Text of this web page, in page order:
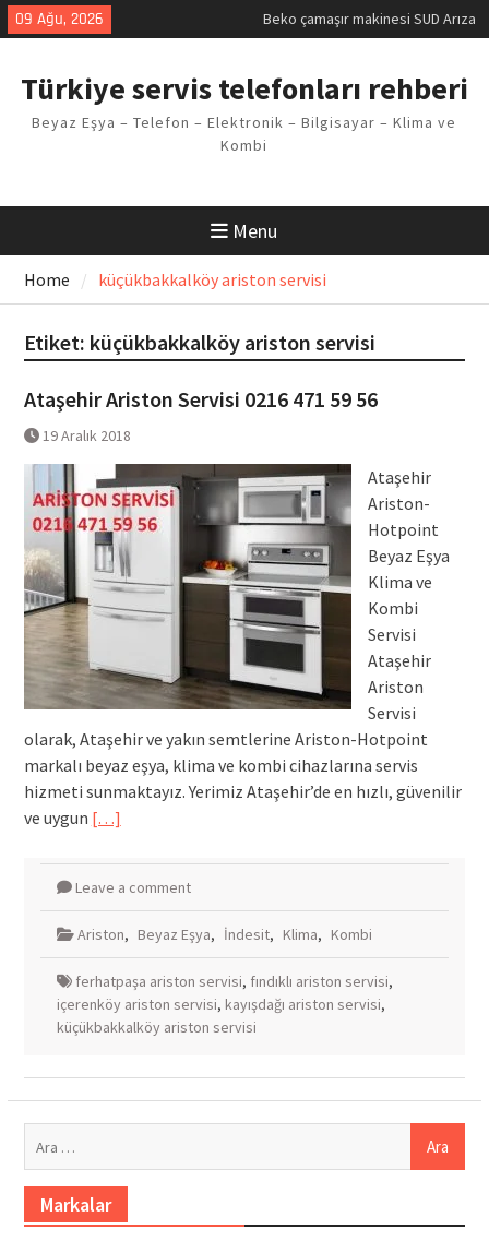
Skip
to
09 Ağu, 2026
Beko çamaşır makinesi SUD Arıza
Kodu
Kodu
Arızası Çözümü
E02 Arıza Kodu Regal kombi
Viessmann kombi F3 Hatası
Çözüm Yöntemleri
Türkiye servis telefonları rehberi
Beyaz Eşya – Telefon – Elektronik – Bilgisayar – Klima ve
Kombi
Menu
Home küçükbakkalköy ariston servisi
Etiket: küçükbakkalköy ariston servisi
Ataşehir Ariston Servisi 0216 471 59 56
19 Aralık 2018
Ataşehir
Ariston-
Hotpoint
Beyaz Eşya
Klima ve
Kombi
Servisi
Ataşehir
Ariston
Servisi
olarak, Ataşehir ve yakın semtlerine Ariston-Hotpoint
markalı beyaz eşya, klima ve kombi cihazlarına servis
hizmeti sunmaktayız. Yerimiz Ataşehir’de en hızlı, güvenilir
ve uygun […]
Leave a comment
Ariston, Beyaz Eşya, İndesit, Klima, Kombi
ferhatpaşa ariston servisi, fındıklı ariston servisi,
içerenköy ariston servisi, kayışdağı ariston servisi,
küçükbakkalköy ariston servisi
Markalar